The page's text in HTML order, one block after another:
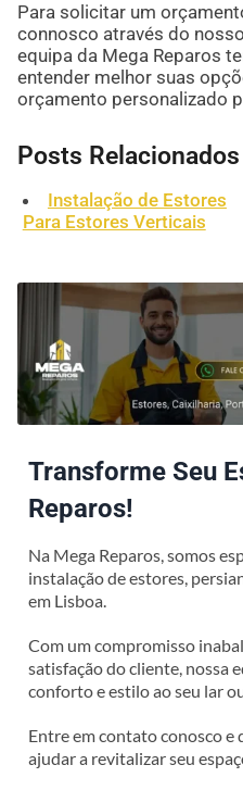
Para solicitar um
connosco através do
equipa da Mega Reparos
entender melhor suas
orçamento personalizado
Posts Relacionados
Instalação de Estores
Para Estores Verticais
Transforme Seu
Reparos!
Na Mega Reparos, somos
instalação de estores,
em Lisboa.
Com um compromisso
satisfação do cliente, nossa
conforto e estilo ao seu lar
Entre em contato conosco e
ajudar a revitalizar seu